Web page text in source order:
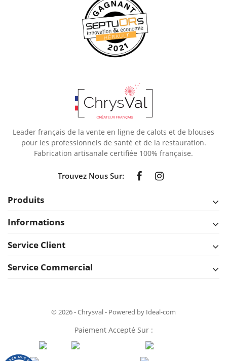
Leader français de la vente en ligne de calots et de blouses
pour les professionnels de santé et de la restauration.
Fabrication artisanale certifiée 100% française.
Trouvez Nous Sur:
Produits
Informations
Service Client
Service Commercial
© 2026 - Chrysval - Powered by Ideal-com
Paiement Accepté Sur :